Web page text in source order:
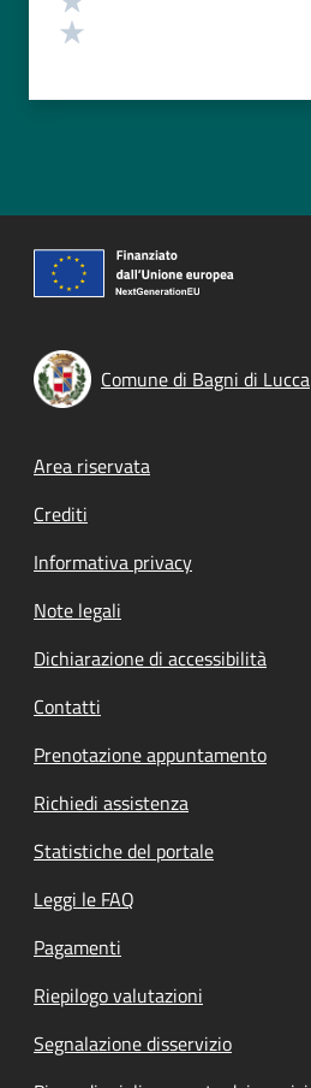
Comune di Bagni di Lucca
Footer menu
Area riservata
Crediti
Informativa privacy
Note legali
Dichiarazione di accessibilità
Contatti
Prenotazione appuntamento
Richiedi assistenza
Statistiche del portale
Leggi le FAQ
Pagamenti
Riepilogo valutazioni
Segnalazione disservizio